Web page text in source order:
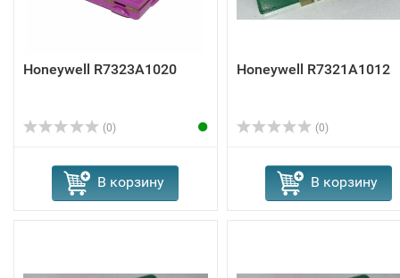
Honeywell R7323A1020
(0)
В корзину
Honeywell R7321A1012
(0)
В корзину